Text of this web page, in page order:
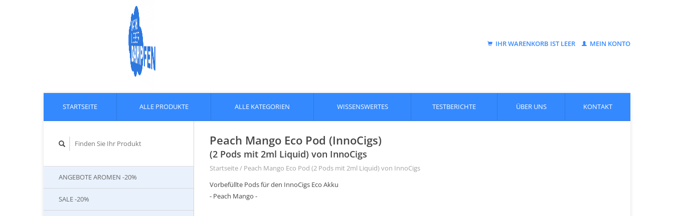
IHR WARENKORB IST LEER MEIN KONTO
STARTSEITE ALLE PRODUKTE ALLE KATEGORIEN WISSENSWERTES TESTBERICHTE ÜBER UNS KONTAKT
ANGEBOTE AROMEN -20%
SALE -20%
Peach Mango Eco Pod (InnoCigs)
(2 Pods mit 2ml Liquid) von InnoCigs
Startseite/ Peach Mango Eco Pod (2 Pods mit 2ml Liquid) von InnoCigs
Vorbefüllte Pods für den InnoCigs Eco Akku
- Peach Mango -